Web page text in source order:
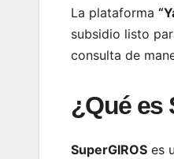
La plataforma
subsidio listo
consulta de
¿Qué es
SuperGIROS es